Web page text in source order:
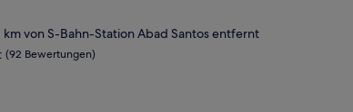
km von S-Bahn-Station Abad Santos entfernt
(92 Bewertungen)